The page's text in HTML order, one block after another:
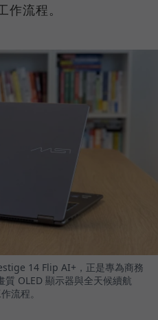
流程。
14 Flip AI+，正是專為商務
質 OLED 顯示器與全天候續航
流程。